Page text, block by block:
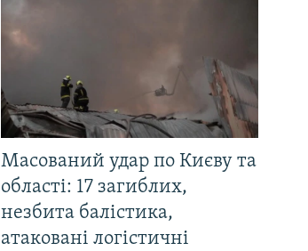
Масований удар по Києву та
області: 17 загиблих,
незбита балістика,
атаковані логістичні